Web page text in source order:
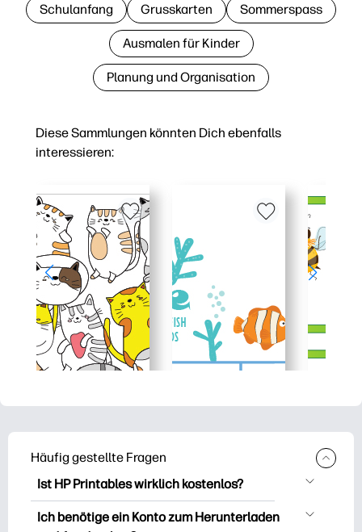
Diese Sammlungen könnten Dich ebenfalls
interessieren:
Schulanfang Grusskarten Sommerspass
Ausmalen für Kinder
Planung und Organisation
Häufig gestellte Fragen
Ist HP Printables wirklich kostenlos?
HP Printables bietet über 2.500
Ich benötige ein Konto zum Herunterladen